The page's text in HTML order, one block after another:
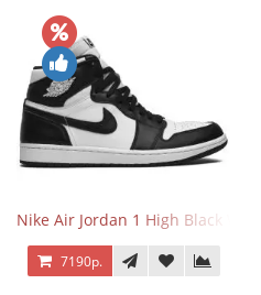
Nike Air Jordan 1 High Black White
7190р.